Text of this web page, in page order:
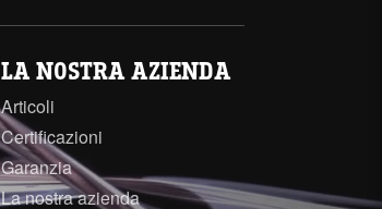
LA NOSTRA AZIENDA
Articoli
Certificazioni
Garanzia
La nostra azienda